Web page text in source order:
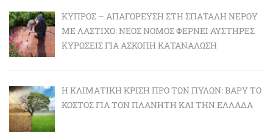
ΚΎΠΡΟΣ – ΑΠΑΓΌΡΕΥΣΗ ΣΤΗ ΣΠΑΤΆΛΗ ΝΕΡΟΎ
ΜΕ ΛΆΣΤΙΧΟ: ΝΈΟΣ ΝΌΜΟΣ ΦΈΡΝΕΙ ΑΥΣΤΗΡΈΣ
ΚΥΡΏΣΕΙΣ ΓΙΑ ΆΣΚΟΠΗ ΚΑΤΑΝΆΛΩΣΗ
Η ΚΛΙΜΑΤΙΚΉ ΚΡΊΣΗ ΠΡΟ ΤΩΝ ΠΥΛΏΝ: BΑΡΎ ΤΟ
ΚΌΣΤΟΣ ΓΙΑ ΤΟΝ ΠΛΑΝΉΤΗ ΚΑΙ ΤΗΝ ΕΛΛΆΔΑ